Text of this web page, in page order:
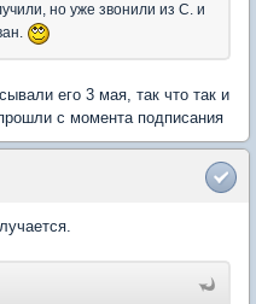
но уже звонили из С. и
его 3 мая, так что так и
с момента подписания